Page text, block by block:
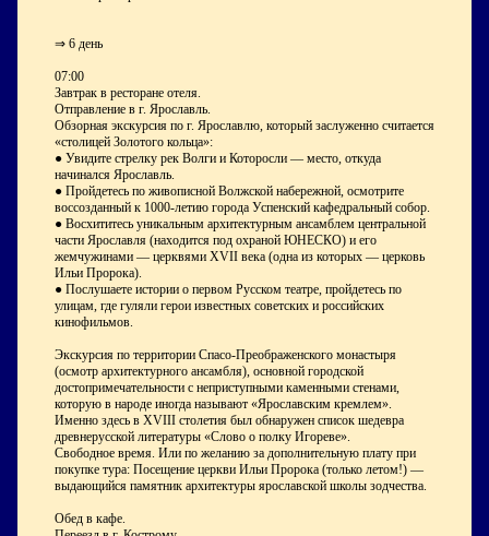
⇒ 6 день
07:00
Завтрак в ресторане отеля.
Отправление в г. Ярославль.
Обзорная экскурсия по г. Ярославлю, который заслуженно считается
«столицей Золотого кольца»:
● Увидите стрелку рек Волги и Которосли — место, откуда
начинался Ярославль.
● Пройдетесь по живописной Волжской набережной, осмотрите
воссозданный к 1000-летию города Успенский кафедральный собор.
● Восхититесь уникальным архитектурным ансамблем центральной
части Ярославля (находится под охраной ЮНЕСКО) и его
жемчужинами — церквями XVII века (одна из которых — церковь
Ильи Пророка).
● Послушаете истории о первом Русском театре, пройдетесь по
улицам, где гуляли герои известных советских и российских
кинофильмов.
Экскурсия по территории Спасо-Преображенского монастыря
(осмотр архитектурного ансамбля), основной городской
достопримечательности с неприступными каменными стенами,
которую в народе иногда называют «Ярославским кремлем».
Именно здесь в XVIII столетия был обнаружен список шедевра
древнерусской литературы «Слово о полку Игореве».
Свободное время. Или по желанию за дополнительную плату при
покупке тура: Посещение церкви Ильи Пророка (только летом!) —
выдающийся памятник архитектуры ярославской школы зодчества.
Обед в кафе.